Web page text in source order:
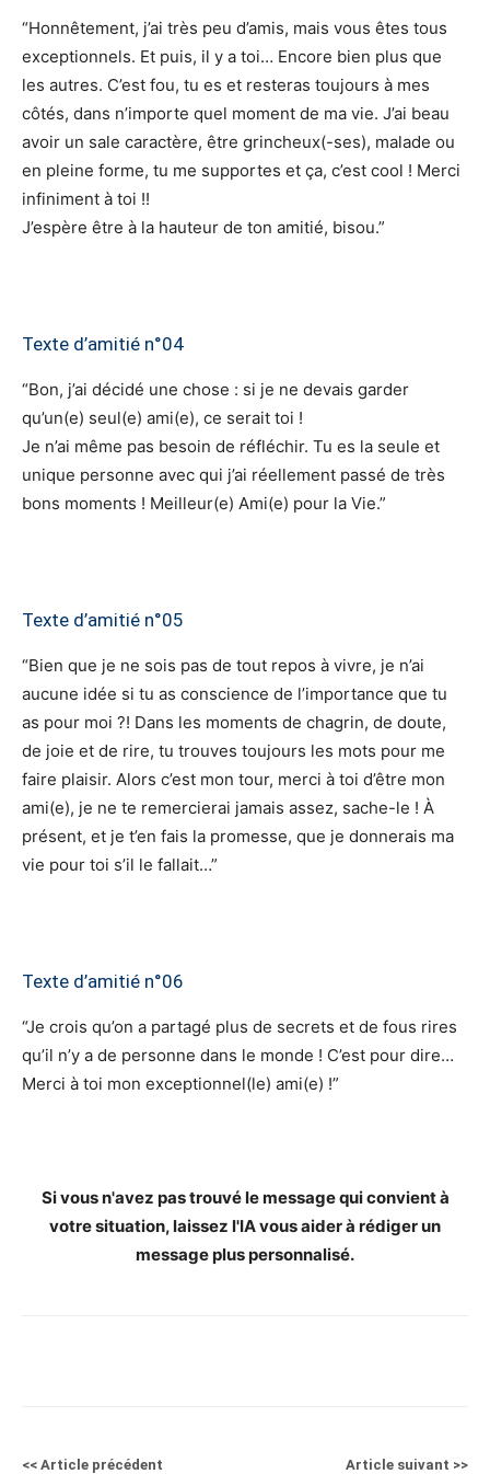
“Honnêtement, j’ai très peu d’amis, mais vous êtes tous
exceptionnels. Et puis, il y a toi… Encore bien plus que
les autres. C’est fou, tu es et resteras toujours à mes
côtés, dans n’importe quel moment de ma vie. J’ai beau
avoir un sale caractère, être grincheux(-ses), malade ou
en pleine forme, tu me supportes et ça, c’est cool ! Merci
infiniment à toi !!
J’espère être à la hauteur de ton amitié, bisou.”
Texte d’amitié n°04
“Bon, j’ai décidé une chose : si je ne devais garder
qu’un(e) seul(e) ami(e), ce serait toi !
Je n’ai même pas besoin de réfléchir. Tu es la seule et
unique personne avec qui j’ai réellement passé de très
bons moments ! Meilleur(e) Ami(e) pour la Vie.”
Texte d’amitié n°05
“Bien que je ne sois pas de tout repos à vivre, je n’ai
aucune idée si tu as conscience de l’importance que tu
as pour moi ?! Dans les moments de chagrin, de doute,
de joie et de rire, tu trouves toujours les mots pour me
faire plaisir. Alors c’est mon tour, merci à toi d’être mon
ami(e), je ne te remercierai jamais assez, sache-le ! À
présent, et je t’en fais la promesse, que je donnerais ma
vie pour toi s’il le fallait…”
Texte d’amitié n°06
“Je crois qu’on a partagé plus de secrets et de fous rires
qu’il n’y a de personne dans le monde ! C’est pour dire…
Merci à toi mon exceptionnel(le) ami(e) !”
Si vous n'avez pas trouvé le message qui convient à
votre situation, laissez l'IA vous aider à rédiger un
message plus personnalisé.
<< Article précédent Article suivant >>